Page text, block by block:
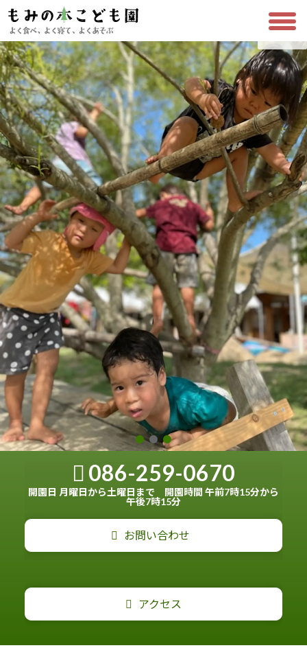
コ
テ
ン
ツ
へ
ス
キ
ッ
プ
ナ
ゲ
ー
シ
ョ
ン
に
移
動
も
み
の
木
こ
ど
も
園
086-259-0670
開園日 月曜日から土曜日まで 開園時間 午前7時15分から
午後7時15分
お問い合わせ
アクセス